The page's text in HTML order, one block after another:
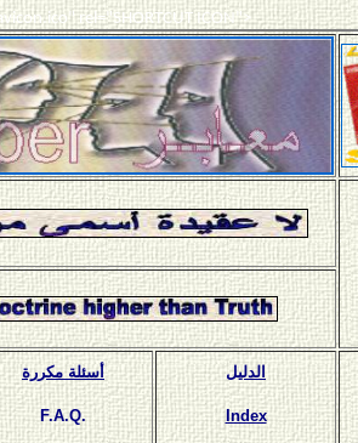
rel="SHORTCUT ICON">
أسئلة مكررة
F.A.Q.
الدليل
Index